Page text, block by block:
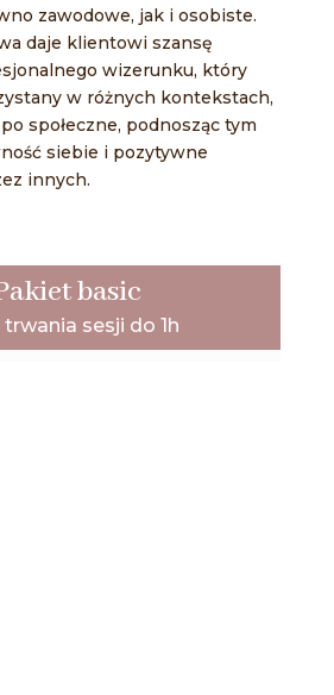
zawodowe, jak i osobiste.
daje klientowi szansę
wizerunku, który
w różnych kontekstach,
społeczne, podnosząc tym
siebie i pozytywne
innych.
basic
trwania sesji do 1h